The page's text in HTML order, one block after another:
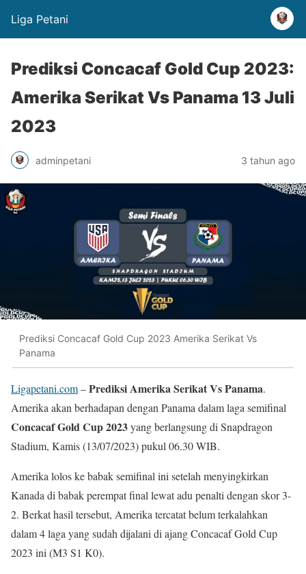
Liga Petani
Prediksi Concacaf Gold Cup 2023:
Amerika Serikat Vs Panama 13 Juli
2023
adminpetani 3 tahun ago
Prediksi Concacaf Gold Cup 2023 Amerika Serikat Vs
Panama
Ligapetani.com–Prediksi Amerika Serikat Vs Panama.
Amerika akan berhadapan dengan Panama dalam laga semifinal
Concacaf Gold Cup 2023yang berlangsung di Snapdragon
Stadium, Kamis (13/07/2023) pukul 06.30 WIB.
Amerika lolos ke babak semifinal ini setelah menyingkirkan
Kanada di babak perempat final lewat adu penalti dengan skor 3-
2. Berkat hasil tersebut, Amerika tercatat belum terkalahkan
dalam 4 laga yang sudah dijalani di ajang Concacaf Gold Cup
2023 ini (M3 S1 K0).